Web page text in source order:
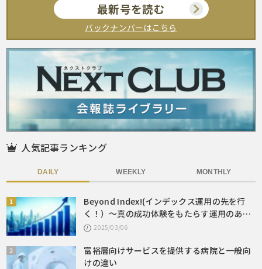
最新号を読む
バックナンバーはこちら
人気記事ランキング
DAILY WEEKLY MONTHLY
Beyond Index!(インデックス運用の先を行
く！）～真の成功体験をもたらす運用のあり
方とは～
2025/03/06
富裕層向けサービスを提供する病院と一般向
けの違い